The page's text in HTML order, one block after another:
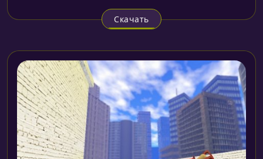
Скачать